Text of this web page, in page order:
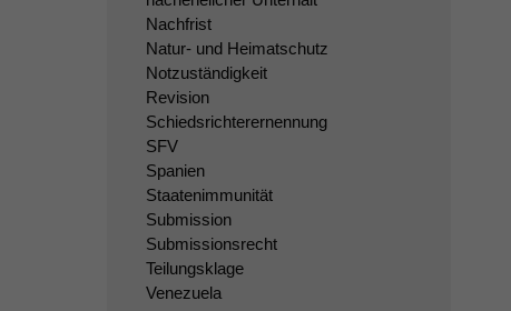
Nachfrist
Natur- und Heimatschutz
Notzuständigkeit
Revision
Schiedsrichterernennung
SFV
Spanien
Staatenimmunität
Submission
Submissionsrecht
Teilungsklage
Venezuela